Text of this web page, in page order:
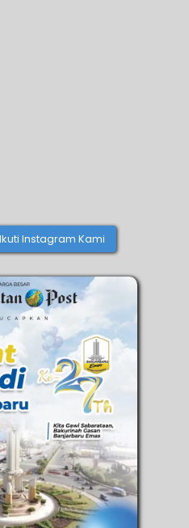
Ikuti Instagram Kami